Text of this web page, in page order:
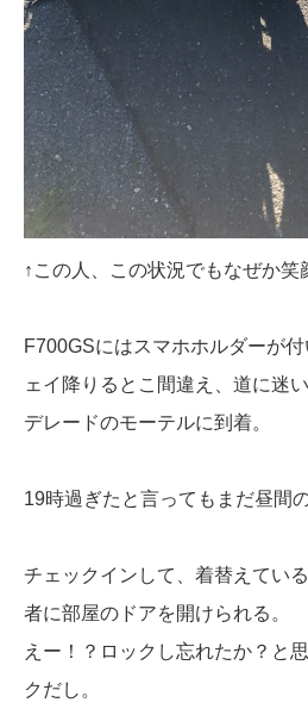
↑この人、この状況でもなぜか笑
F700GSにはスマホホルダーが
ェイ降りるとこ間違え、道に迷
デレードのモーテルに到着。
19時過ぎたと言ってもまだ昼間
チェックインして、着替えてい
者に部屋のドアを開けられる。
えー！？ロックし忘れたか？と
クだし。